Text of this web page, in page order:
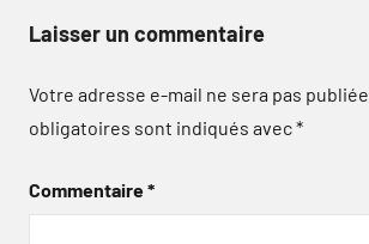
Laisser un commentaire
Votre adresse e-mail ne sera pas publiée.
obligatoires sont indiqués avec*
Commentaire*